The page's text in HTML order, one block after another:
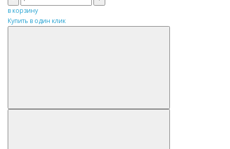
в корзину
Купить в один клик